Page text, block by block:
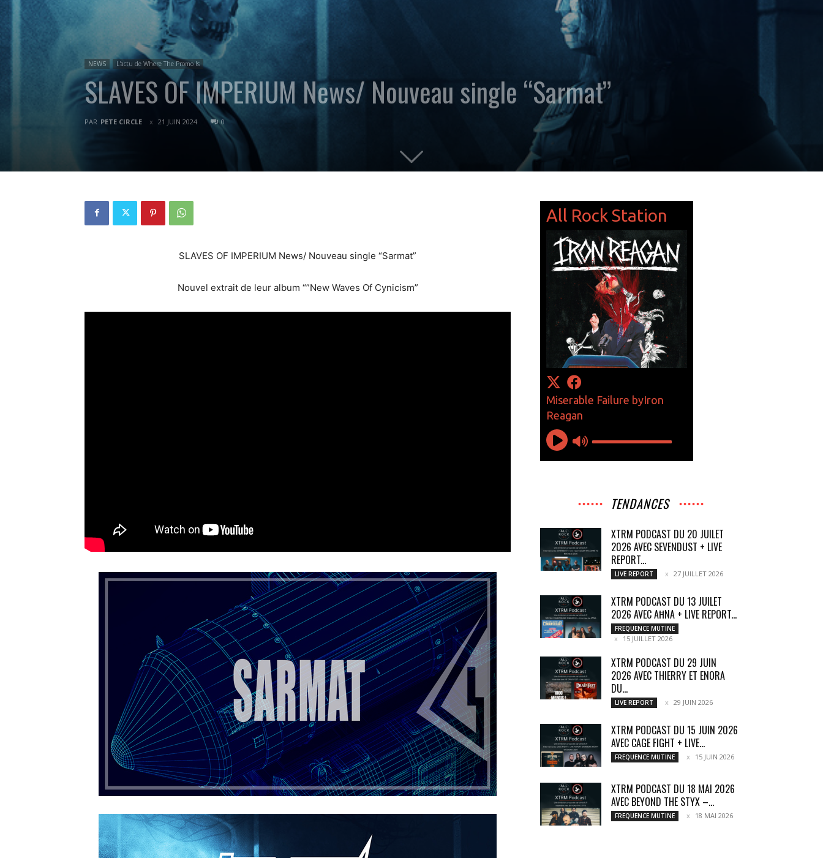
NEWS L'actu de Where The Promo Is
SLAVES OF IMPERIUM News/ Nouveau single “Sarmat”
PAR PETE CIRCLE 21 JUIN 2024 0
SLAVES OF IMPERIUM News/ Nouveau single “Sarmat”
Nouvel extrait de leur album “”New Waves Of Cynicism”
TENDANCES
XTRM PODCAST DU 20 JUILET
2026 AVEC SEVENDUST + LIVE
REPORT...
LIVE REPORT 27 JUILLET 2026
XTRM PODCAST DU 13 JUILET
2026 AVEC AĦNA + LIVE REPORT...
FREQUENCE MUTINE
15 JUILLET 2026
XTRM PODCAST DU 29 JUIN
2026 AVEC THIERRY ET ENORA
DU...
LIVE REPORT 29 JUIN 2026
XTRM PODCAST DU 15 JUIN 2026
AVEC CAGE FIGHT + LIVE...
FREQUENCE MUTINE 15 JUIN 2026
XTRM PODCAST DU 18 MAI 2026
AVEC BEYOND THE STYX –...
FREQUENCE MUTINE 18 MAI 2026